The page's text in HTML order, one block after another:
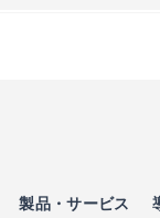
製品・サービス